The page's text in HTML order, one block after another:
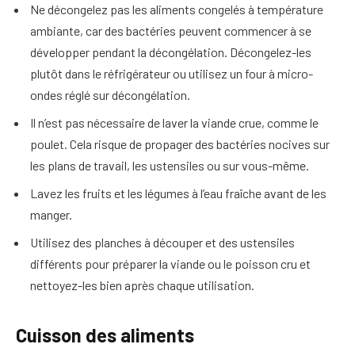
Ne décongelez pas les aliments congelés à température
ambiante, car des bactéries peuvent commencer à se
développer pendant la décongélation. Décongelez-les
plutôt dans le réfrigérateur ou utilisez un four à micro-
ondes réglé sur décongélation.
Il n’est pas nécessaire de laver la viande crue, comme le
poulet. Cela risque de propager des bactéries nocives sur
les plans de travail, les ustensiles ou sur vous-même.
Lavez les fruits et les légumes à l’eau fraîche avant de les
manger.
Utilisez des planches à découper et des ustensiles
différents pour préparer la viande ou le poisson cru et
nettoyez-les bien après chaque utilisation.
Cuisson des aliments